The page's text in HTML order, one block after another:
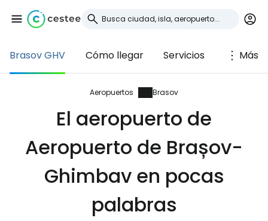
Brasov GHV Cómo llegar Servicios Más
Aeropuertos Brasov
El aeropuerto de
Aeropuerto de Brașov-
Ghimbav en pocas
palabras
Iniciar sesión en
Cestee
... la comunidad mundial de viajeros
Continuar con Facebook